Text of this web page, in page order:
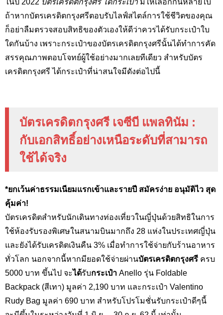
ถ้าหากบัตรเครดิตกรุงศรีตอบรับไลฟ์สไตล์การใช้ชีวิตของคุณ
ก็อย่าลืมตรวจสอบสิทธิของตัวเองให้ดีว่าควรได้รับกระเป๋าใบ
ใดกันบ้าง เพราะกระเป๋าของบัตรเครดิตกรุงศรีนั้นได้ทำการคัด
สรรคุณภาพตอบโจทย์ผู้ใช้อย่างมากเลยทีเดียว สำหรับบัตร
เครดิตกรุงศรี ได้กระเป๋าที่น่าสนใจมีดังต่อไปนี้
บัตรเครดิตกรุงศรี เจซีบี แพลทินัม :
กับเอกสิทธิ์อย่างเหนือระดับที่สามารถ
ใช้ได้จริง
*ยกเว้นค่าธรรมเนียมแรกเข้าและรายปี สมัครง่าย อนุมัติไว สุด
คุ้มค่า!
บัตรเครดิตสำหรับนักเดินทางท่องเที่ยวในญี่ปุ่นด้วยสิทธิในการ
ใช้ห้องรับรองพิเศษในสนามบินมากถึง 28 แห่งในประเทศญี่ปุ่น
และยังได้รับเครดิตเงินคืน 3% เมื่อทำการใช้จ่ายกับร้านอาหาร
ทั่วโลก นอกจากนี้หากมียอดใช้จ่ายผ่านบัตรเครดิตกรุงศรี ครบ
5000 บาท ขึ้นไป จะได้รับกระเป๋า Anello รุ่น Foldable
Backpack (สีเทา) มูลค่า 2,190 บาท และกระเป๋า Valentino
Rudy Bag มูลค่า 690 บาท สำหรับโปรโมชั่นรับกระเป๋าดีๆนี้